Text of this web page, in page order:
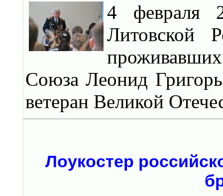
4 февраля
Литовской
Союза Леонид
ветеран Великой
Лоукостер